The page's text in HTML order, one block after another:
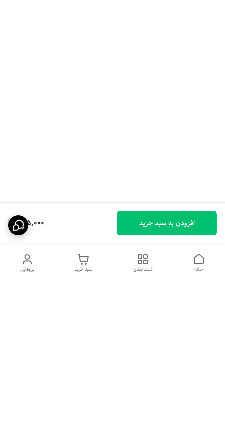
155,000 افزودن به سبد خرید
پروفایل سبد خرید دسته‌بندی خانه